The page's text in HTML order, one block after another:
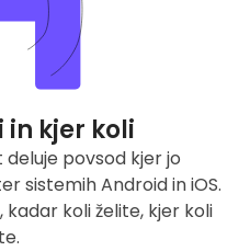
in kjer koli
povsod kjer jo
sistemih Android in iOS.
koli želite, kjer koli